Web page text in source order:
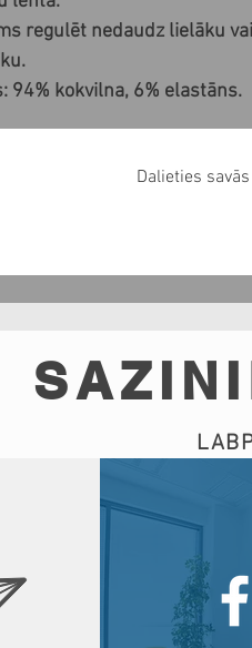
regulēt nedaudz lielāku
94% kokvilna, 6% elastāns.
Dalieties